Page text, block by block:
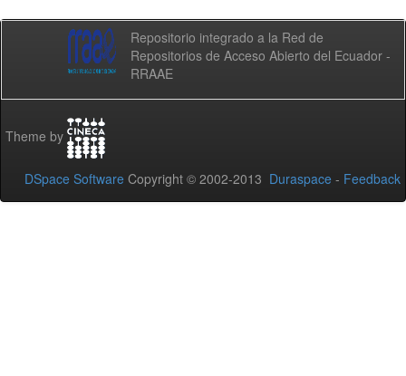
Repositorio integrado a la Red de
Repositorios de Acceso Abierto del Ecuador -
RRAAE
Theme by
DSpace Software Copyright © 2002-2013 Duraspace - Feedback